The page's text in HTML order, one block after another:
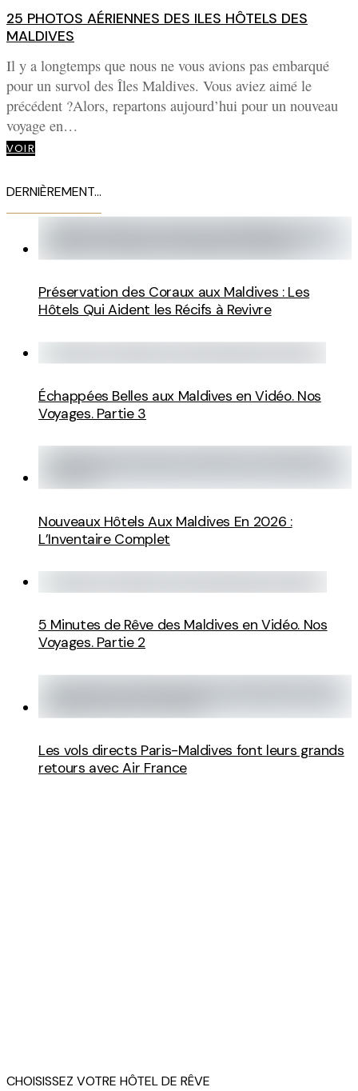
25 PHOTOS AÉRIENNES DES ILES HÔTELS DES
MALDIVES
Il y a longtemps que nous ne vous avions pas embarqué
pour un survol des Îles Maldives. Vous aviez aimé le
précédent ?Alors, repartons aujourd’hui pour un nouveau
voyage en…
VOIR
DERNIÈREMENT…
Préservation des Coraux aux Maldives : Les
Hôtels Qui Aident les Récifs à Revivre
Échappées Belles aux Maldives en Vidéo. Nos
Voyages. Partie 3
Nouveaux Hôtels Aux Maldives En 2026 :
L’Inventaire Complet
5 Minutes de Rêve des Maldives en Vidéo. Nos
Voyages. Partie 2
Les vols directs Paris-Maldives font leurs grands
retours avec Air France
CHOISISSEZ VOTRE HÔTEL DE RÊVE